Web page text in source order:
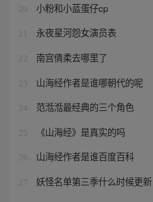
20 小粉和小蓝蛋仔cp
21 永夜星河怨女演员表
22 南宫倩柔去哪里了
23 山海经作者是谁哪朝代的呢
24 范湉湉最经典的三个角色
25 《山海经》是真实的吗
26 山海经作者是谁百度百科
27 妖怪名单第三季什么时候更新